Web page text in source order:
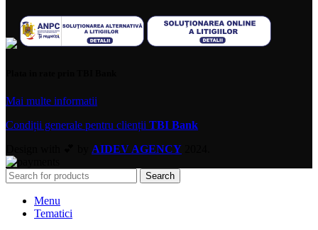
Mai multe informatii
Condiții generale pentru clienții TBI Bank
AIDEV AGENCY
Search
Menu
Tematici